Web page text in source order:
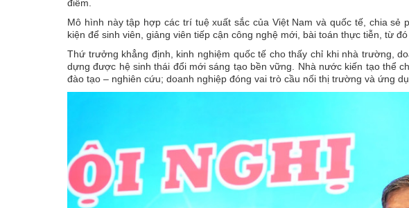
điểm.
Mô hình này tập hợp các trí tuệ xuất sắc của Việt Nam và quốc tế, chia sẻ
kiện để sinh viên, giảng viên tiếp cận công nghệ mới, bài toán thực tiễn, từ
Thứ trưởng khẳng định, kinh nghiệm quốc tế cho thấy chỉ khi nhà trường,
dựng được hệ sinh thái đổi mới sáng tạo bền vững. Nhà nước kiến tạo thể
đào tạo – nghiên cứu; doanh nghiệp đóng vai trò cầu nối thị trường và ứng